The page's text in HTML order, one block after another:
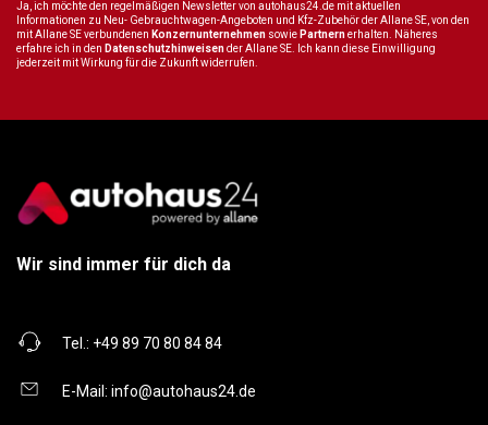
Ja, ich möchte den regelmäßigen Newsletter von autohaus24.de mit aktuellen
Informationen zu Neu- Gebrauchtwagen-Angeboten und Kfz-Zubehör der Allane SE, von den
mit Allane SE verbundenen Konzernunternehmen sowie Partnernerhalten. Näheres
erfahre ich in den Datenschutzhinweisender Allane SE. Ich kann diese Einwilligung
jederzeit mit Wirkung für die Zukunft widerrufen.
Wir sind immer für dich da
Tel.: +49 89 70 80 84 84
E-Mail: info@autohaus24.de